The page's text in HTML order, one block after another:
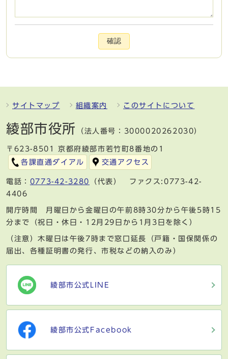
確認
サイトマップ 組織案内 このサイトについて
綾部市役所 （法人番号：3000020262030）
〒623-8501 京都府綾部市若竹町8番地の1
各課直通ダイアル
交通アクセス
電話： 0773-42-3280
（代表） ファクス:0773-42-
4406
開庁時間 月曜日から金曜日の午前8時30分から午後5時15
分まで（祝日・休日・12月29日から1月3日を除く）
（注意）木曜日は午後7時まで窓口延長（戸籍・国保関係の
届出、各種証明書の発行、市税などの納入のみ）
綾部市公式LINE
綾部市公式Facebook